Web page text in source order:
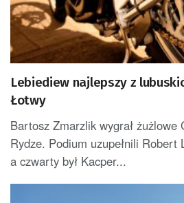
Lebiediew najlepszy z
Łotwy
Bartosz Zmarzlik wygrał
Rydze. Podium uzupełnili
a czwarty był Kacper...